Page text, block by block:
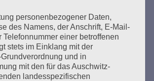
mehr ...
personenbezogener Daten,
des Namens, der Anschrift, E-Mail-
Telefonnummer einer betroffenen
stets im Einklang mit der
und in
mit den für das Auschwitz-
landesspezifischen